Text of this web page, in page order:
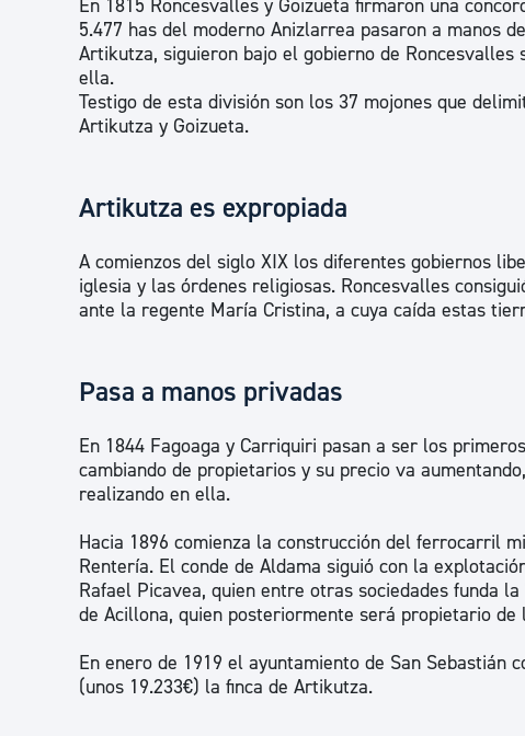
En 1815 Roncesvalles y Goizueta firmaron una
5.477 has del moderno Anizlarrea pasaron a manos
Artikutza, siguieron bajo el gobierno de
ella.
Testigo de esta división son los 37 mojones que
Artikutza y Goizueta.
Artikutza es expropiada
A comienzos del siglo XIX los diferentes gobiernos
iglesia y las órdenes religiosas. Roncesvalles
ante la regente María Cristina, a cuya caída estas
Pasa a manos privadas
En 1844 Fagoaga y Carriquiri pasan a ser los
cambiando de propietarios y su precio va
realizando en ella.
Hacia 1896 comienza la construcción del ferrocarril
Rentería. El conde de Aldama siguió con la
Rafael Picavea, quien entre otras sociedades funda
de Acillona, quien posteriormente será propietario de
En enero de 1919 el ayuntamiento de San Sebastián
(unos 19.233€) la finca de Artikutza.